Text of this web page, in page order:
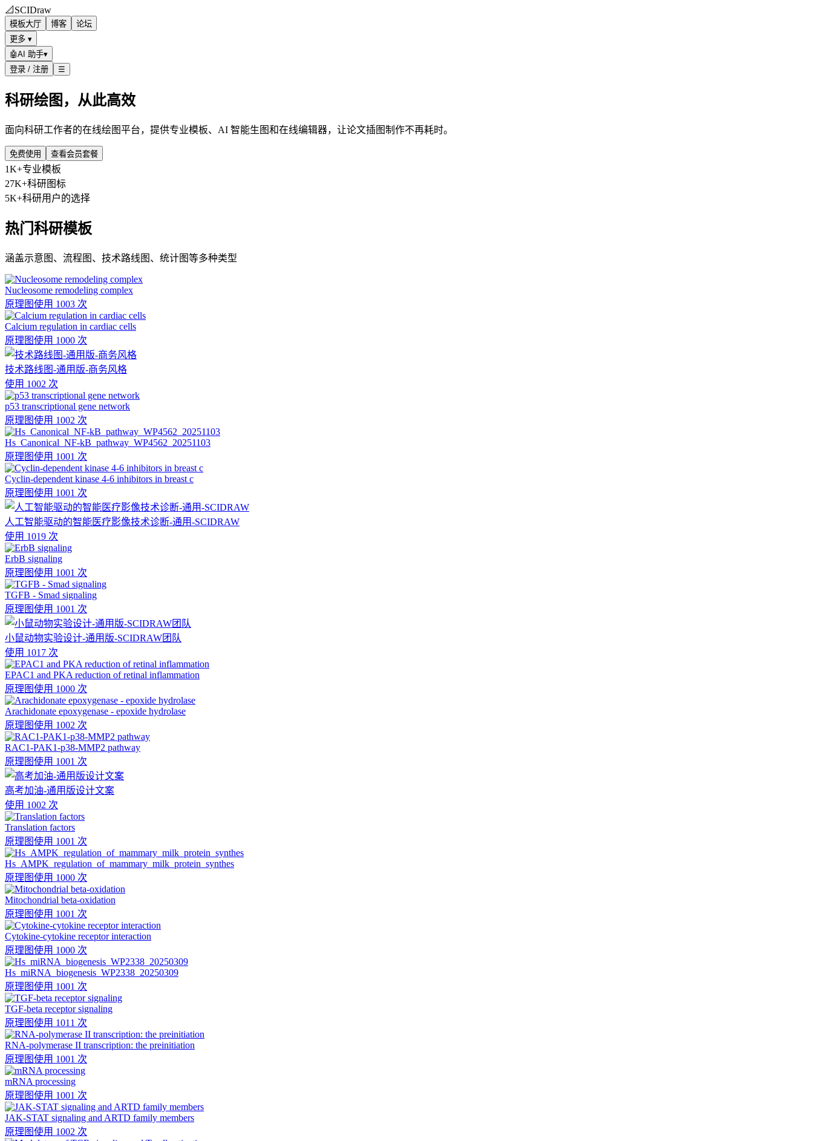
📐 SCIDraw
模板大厅 博客
论坛
更多 ▾
🤖AI 助手▾
登录 / 注册
☰
科研绘图，从此高效
面向科研工作者的在线绘图平台，提供专业模板、AI 智能生图和在线编辑器，让论文插图制作不再耗时。
免费使用 查看会员套餐
1K+专业模板
27K+科研图标
5K+科研用户的选择
热门科研模板
涵盖示意图、流程图、技术路线图、统计图等多种类型
Nucleosome remodeling complex
原理图使用 1003 次
Calcium regulation in cardiac cells
原理图使用 1000 次
技术路线图-通用版-商务风格
使用 1002 次
p53 transcriptional gene network
原理图使用 1002 次
Hs_Canonical_NF-kB_pathway_WP4562_20251103
原理图使用 1001 次
Cyclin-dependent kinase 4-6 inhibitors in breast c
原理图使用 1001 次
人工智能驱动的智能医疗影像技术诊断-通用-SCIDRAW
使用 1019 次
ErbB signaling
原理图使用 1001 次
TGFB - Smad signaling
原理图使用 1001 次
小鼠动物实验设计-通用版-SCIDRAW团队
使用 1017 次
EPAC1 and PKA reduction of retinal inflammation
原理图使用 1000 次
Arachidonate epoxygenase - epoxide hydrolase
原理图使用 1002 次
RAC1-PAK1-p38-MMP2 pathway
原理图使用 1001 次
高考加油-通用版设计文案
使用 1002 次
Translation factors
原理图使用 1001 次
Hs_AMPK_regulation_of_mammary_milk_protein_synthes
原理图使用 1000 次
Mitochondrial beta-oxidation
原理图使用 1001 次
Cytokine-cytokine receptor interaction
原理图使用 1000 次
Hs_miRNA_biogenesis_WP2338_20250309
原理图使用 1001 次
TGF-beta receptor signaling
原理图使用 1011 次
RNA-polymerase II transcription: the preinitiation
原理图使用 1001 次
mRNA processing
原理图使用 1001 次
JAK-STAT signaling and ARTD family members
原理图使用 1002 次